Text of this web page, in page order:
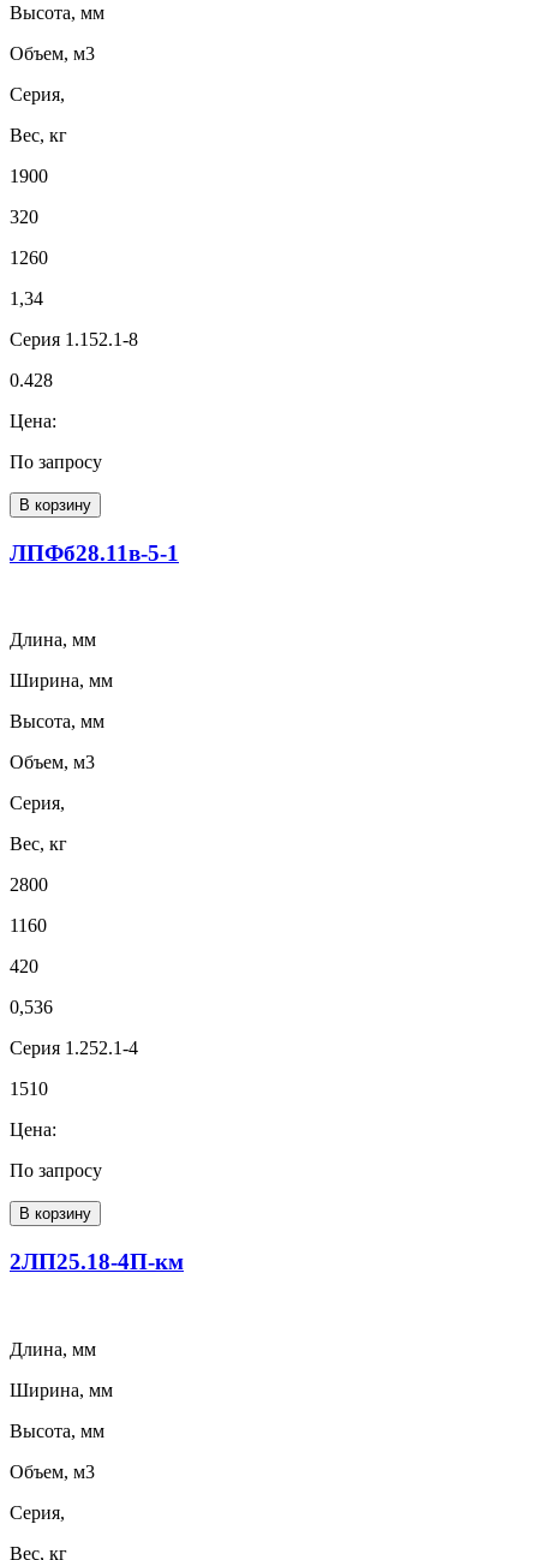
Высота, мм
Объем, м3
Серия,
Вес, кг
1900
320
1260
1,34
Серия 1.152.1-8
0.428
Цена:
По запросу
В корзину
ЛПФб28.11в-5-1
Длина, мм
Ширина, мм
Высота, мм
Объем, м3
Серия,
Вес, кг
2800
1160
420
0,536
Серия 1.252.1-4
1510
Цена:
По запросу
В корзину
2ЛП25.18-4П-км
Длина, мм
Ширина, мм
Высота, мм
Объем, м3
Серия,
Вес, кг